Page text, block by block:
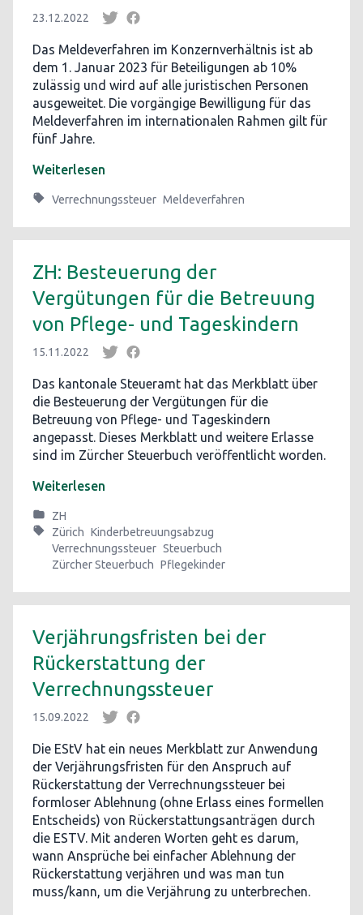
23.12.2022
Das Meldeverfahren im Konzernverhältnis ist ab
dem 1. Januar 2023 für Beteiligungen ab 10%
zulässig und wird auf alle juristischen Personen
ausgeweitet. Die vorgängige Bewilligung für das
Meldeverfahren im internationalen Rahmen gilt für
fünf Jahre.
Weiterlesen
Verrechnungssteuer Meldeverfahren
ZH: Besteuerung der
Vergütungen für die Betreuung
von Pflege- und Tageskindern
15.11.2022
Das kantonale Steueramt hat das Merkblatt über
die Besteuerung der Vergütungen für die
Betreuung von Pflege- und Tageskindern
angepasst. Dieses Merkblatt und weitere Erlasse
sind im Zürcher Steuerbuch veröffentlicht worden.
Weiterlesen
ZH
Zürich Kinderbetreuungsabzug
Verrechnungssteuer Steuerbuch
Zürcher Steuerbuch Pflegekinder
Verjährungsfristen bei der
Rückerstattung der
Verrechnungssteuer
15.09.2022
Die EStV hat ein neues Merkblatt zur Anwendung
der Verjährungsfristen für den Anspruch auf
Rückerstattung der Verrechnungssteuer bei
formloser Ablehnung (ohne Erlass eines formellen
Entscheids) von Rückerstattungsanträgen durch
die ESTV. Mit anderen Worten geht es darum,
wann Ansprüche bei einfacher Ablehnung der
Rückerstattung verjähren und was man tun
muss/kann, um die Verjährung zu unterbrechen.